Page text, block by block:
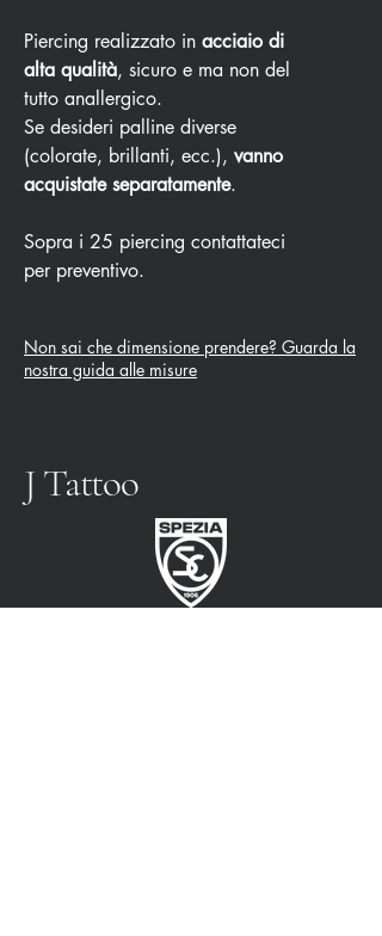
Piercing realizzato in acciaio di
alta qualità, sicuro e ma non del
tutto anallergico.
Se desideri palline diverse
(colorate, brillanti, ecc.), vanno
acquistate separatamente.
Sopra i 25 piercing contattateci
per preventivo.
Non sai che dimensione prendere? Guarda la
nostra guida alle misure
J Tattoo